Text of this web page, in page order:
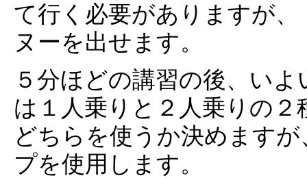
て行く必要がありますが
ヌーを出せます。
５分ほどの講習の後、い
は１人乗りと２人乗りの
どちらを使うか決めます
プを使用します。